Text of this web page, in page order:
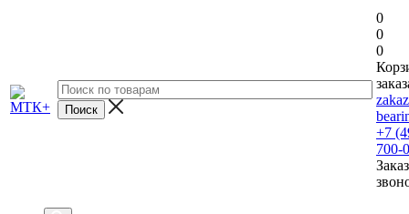
0
0
0
+7
700-